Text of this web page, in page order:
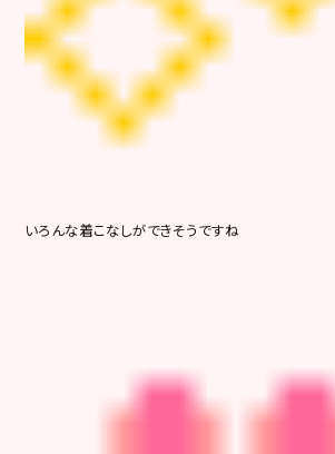
いろんな着こなしができそうですね